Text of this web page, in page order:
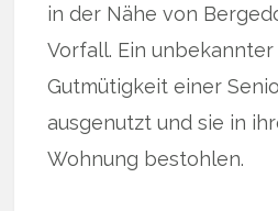
in der Nähe von
Vorfall. Ein
Gutmütigkeit einer
ausgenutzt und sie in
Wohnung bestohlen.